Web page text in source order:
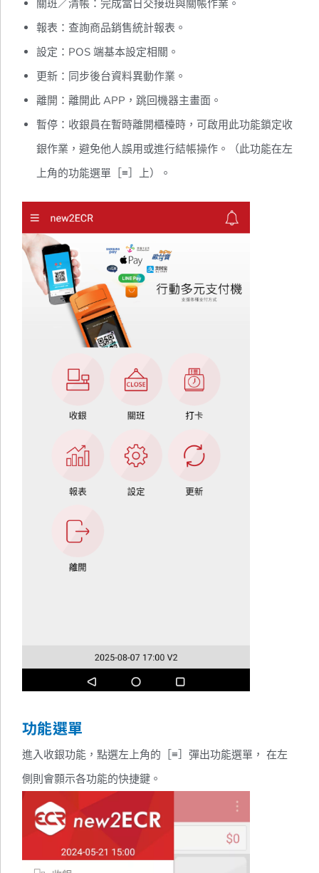
關班／清帳：完成當日交接班與關帳作業。
報表：查詢商品銷售統計報表。
設定：POS 端基本設定相關。
更新：同步後台資料異動作業。
離開：離開此 APP，跳回機器主畫面。
暫停：收銀員在暫時離開櫃檯時，可啟用此功能鎖定收
銀作業，避免他人誤用或進行結帳操作。（此功能在左
上角的功能選單［≡］上）。
功能選單
進入收銀功能，點選左上角的［≡］彈出功能選單， 在左
側則會顥示各功能的快捷鍵。